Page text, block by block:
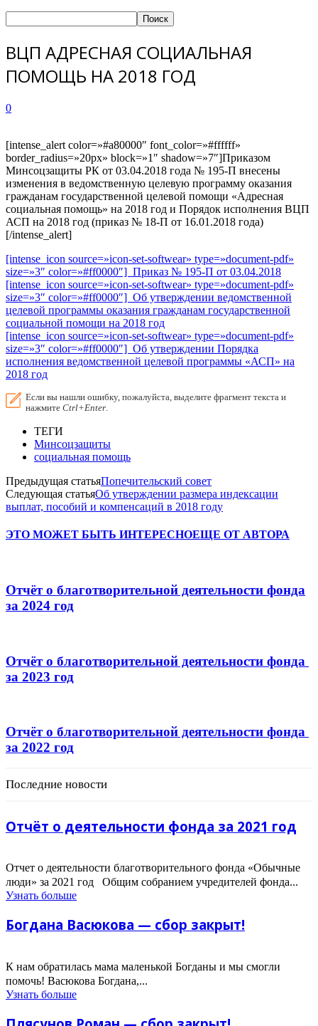
ВЦП АДРЕСНАЯ СОЦИАЛЬНАЯ
ПОМОЩЬ НА 2018 ГОД
0
[intense_alert color=»#a80000″ font_color=»#ffffff»
border_radius=»20px» block=»1″ shadow=»7″]Приказом
Минсоцзащиты РК от 03.04.2018 года № 195-П внесены
изменения в ведомственную целевую программу оказания
гражданам государственной целевой помощи «Адресная
социальная помощь» на 2018 год и Порядок исполнения ВЦП
АСП на 2018 год (приказ № 18-П от 16.01.2018 года)
[/intense_alert]
[intense_icon source=»icon-set-softwear» type=»document-pdf»
size=»3″ color=»#ff0000″] Приказ № 195-П от 03.04.2018
[intense_icon source=»icon-set-softwear» type=»document-pdf»
size=»3″ color=»#ff0000″] Об утверждении ведомственной
целевой программы оказания гражданам государственной
социальной помощи на 2018 год
[intense_icon source=»icon-set-softwear» type=»document-pdf»
size=»3″ color=»#ff0000″] Об утверждении Порядка
исполнения ведомственной целевой программы «АСП» на
2018 год
Если вы нашли ошибку, пожалуйста, выделите фрагмент текста и
нажмите Ctrl+Enter.
ТЕГИ
Минсоцзащиты
социальная помощь
Предыдущая статьяПопечительский совет
Следующая статьяОб утверждении размера индексации
выплат, пособий и компенсаций в 2018 году
ЭТО МОЖЕТ БЫТЬ ИНТЕРЕСНОЕЩЕ ОТ АВТОРА
Отчёт о благотворительной деятельности фонда
за 2024 год
Отчёт о благотворительной деятельности фонда
за 2023 год
Отчёт о благотворительной деятельности фонда
за 2022 год
Последние новости
Отчёт о деятельности фонда за 2021 год
Отчет о деятельности благотворительного фонда «Обычные
люди» за 2021 год Общим собранием учредителей фонда...
Узнать больше
Богдана Васюкова — сбор закрыт!
К нам обратилась мама маленькой Богданы и мы смогли
помочь! Васюкова Богдана,...
Узнать больше